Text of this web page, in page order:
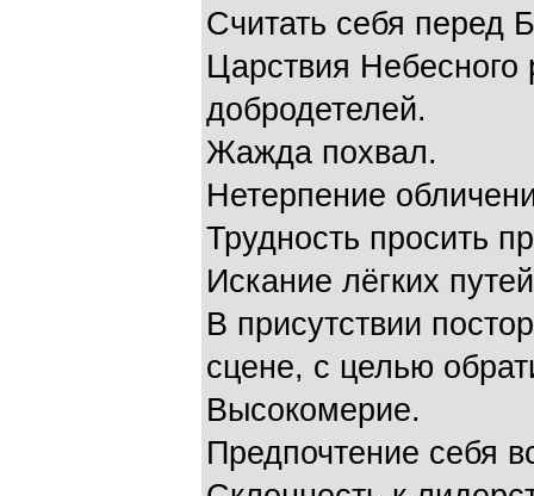
Считать себя перед
Царствия Небесного
добродетелей.
Жажда похвал.
Нетерпение
Трудность просить
Искание лёгких
В присутствии
сцене, с целью
Высокомерие.
Предпочтение себя